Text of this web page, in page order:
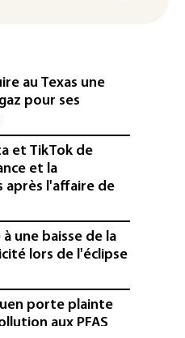
au Texas une
pour ses
et TikTok de
et la
après l'affaire de
une baisse de la
lors de l'éclipse
porte plainte
aux PFAS